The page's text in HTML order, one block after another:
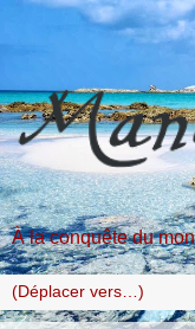
À la conquête du